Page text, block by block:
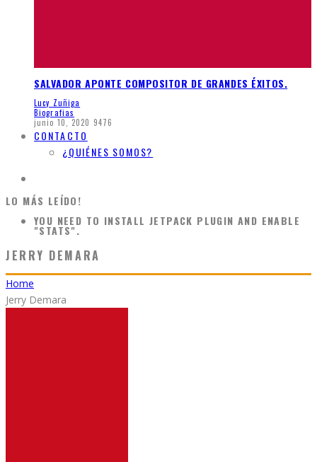
SALVADOR APONTE COMPOSITOR DE GRANDES ÉXITOS.
Lucy Zuñiga
Biografias
junio 10, 2020 9476
CONTACTO
¿QUIÉNES SOMOS?
LO MÁS LEÍDO!
YOU NEED TO INSTALL JETPACK PLUGIN AND ENABLE
"STATS".
JERRY DEMARA
Home
Jerry Demara